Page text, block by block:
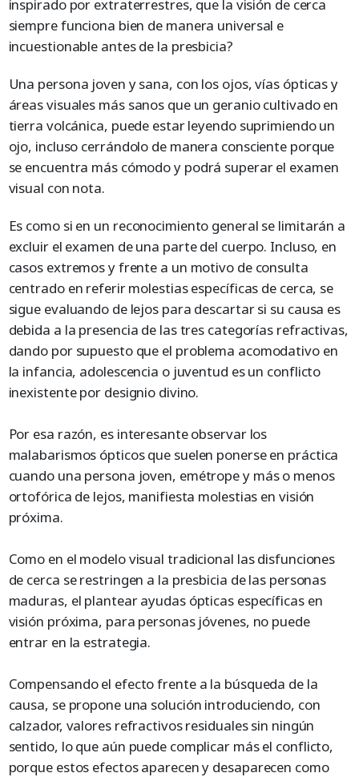
inspirado por extraterrestres, que la visión de cerca
siempre funciona bien de manera universal e
incuestionable antes de la presbicia?
Una persona joven y sana, con los ojos, vías ópticas y
áreas visuales más sanos que un geranio cultivado en
tierra volcánica, puede estar leyendo suprimiendo un
ojo, incluso cerrándolo de manera consciente porque
se encuentra más cómodo y podrá superar el examen
visual con nota.
Es como si en un reconocimiento general se limitarán a
excluir el examen de una parte del cuerpo. Incluso, en
casos extremos y frente a un motivo de consulta
centrado en referir molestias específicas de cerca, se
sigue evaluando de lejos para descartar si su causa es
debida a la presencia de las tres categorías refractivas,
dando por supuesto que el problema acomodativo en
la infancia, adolescencia o juventud es un conflicto
inexistente por designio divino.
Por esa razón, es interesante observar los
malabarismos ópticos que suelen ponerse en práctica
cuando una persona joven, emétrope y más o menos
ortofórica de lejos, manifiesta molestias en visión
próxima.
Como en el modelo visual tradicional las disfunciones
de cerca se restringen a la presbicia de las personas
maduras, el plantear ayudas ópticas específicas en
visión próxima, para personas jóvenes, no puede
entrar en la estrategia.
Compensando el efecto frente a la búsqueda de la
causa, se propone una solución introduciendo, con
calzador, valores refractivos residuales sin ningún
sentido, lo que aún puede complicar más el conflicto,
porque estos efectos aparecen y desaparecen como